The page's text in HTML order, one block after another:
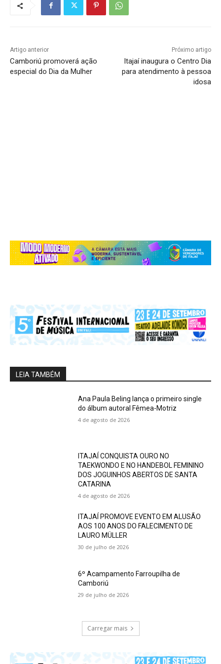
Artigo anterior
Camboriú promoverá ação
especial do Dia da Mulher
Próximo artigo
Itajaí inaugura o Centro Dia
para atendimento à pessoa
idosa
LEIA TAMBÉM
Ana Paula Beling lança o primeiro single
do álbum autoral Fêmea-Motriz
4 de agosto de 2026
ITAJAÍ CONQUISTA OURO NO
TAEKWONDO E NO HANDEBOL FEMININO
DOS JOGUINHOS ABERTOS DE SANTA
CATARINA
4 de agosto de 2026
ITAJAÍ PROMOVE EVENTO EM ALUSÃO
AOS 100 ANOS DO FALECIMENTO DE
LAURO MÜLLER
30 de julho de 2026
6º Acampamento Farroupilha de
Camboriú
29 de julho de 2026
Carregar mais